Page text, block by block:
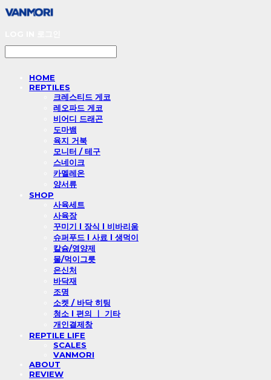
HOME
REPTILES
크레스티드 게코
레오파드 게코
비어디 드래곤
도마뱀
육지 거북
모니터 / 테구
스네이크
카멜레온
양서류
SHOP
사육세트
사육장
꾸미기 l 장식 l 비바리움
슈퍼푸드 l 사료 l 생먹이
칼슘/영양제
물/먹이그릇
은신처
바닥재
조명
소켓 / 바닥 히팅
청소 l 편의 ㅣ 기타
개인결제창
REPTILE LIFE
SCALES
VANMORI
ABOUT
REVIEW